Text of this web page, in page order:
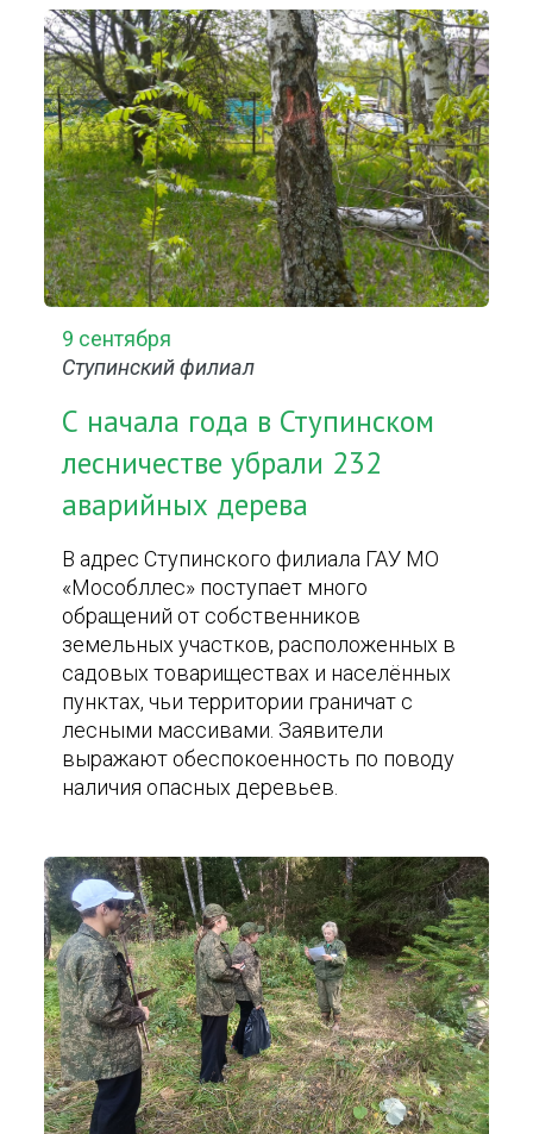
9 сентября
Ступинский филиал
С начала года в Ступинском
лесничестве убрали 232
аварийных дерева
В адрес Ступинского филиала ГАУ МО
«Мособллес» поступает много
обращений от собственников
земельных участков, расположенных в
садовых товариществах и населённых
пунктах, чьи территории граничат с
лесными массивами. Заявители
выражают обеспокоенность по поводу
наличия опасных деревьев.